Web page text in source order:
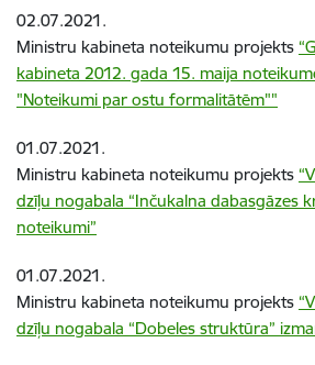
02.07.2021.
Ministru kabineta noteikumu projekts
kabineta 2012. gada 15. maija
"Noteikumi par ostu formalitātēm""
01.07.2021.
Ministru kabineta noteikumu projekts
dzīļu nogabala “Inčukalna dabasgāzes
noteikumi”
01.07.2021.
Ministru kabineta noteikumu projekts “
dzīļu nogabala “Dobeles struktūra”